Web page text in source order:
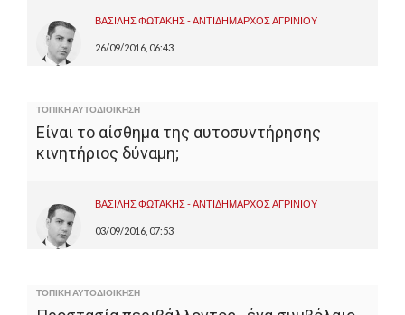
ΒΑΣΙΛΗΣ ΦΩΤΑΚΗΣ - ΑΝΤΙΔΗΜΑΡΧΟΣ ΑΓΡΙΝΙΟΥ
26/09/2016, 06:43
ΤΟΠΙΚΗ ΑΥΤΟΔΙΟΙΚΗΣΗ
Είναι το αίσθημα της αυτοσυντήρησης
κινητήριος δύναμη;
ΒΑΣΙΛΗΣ ΦΩΤΑΚΗΣ - ΑΝΤΙΔΗΜΑΡΧΟΣ ΑΓΡΙΝΙΟΥ
03/09/2016, 07:53
ΤΟΠΙΚΗ ΑΥΤΟΔΙΟΙΚΗΣΗ